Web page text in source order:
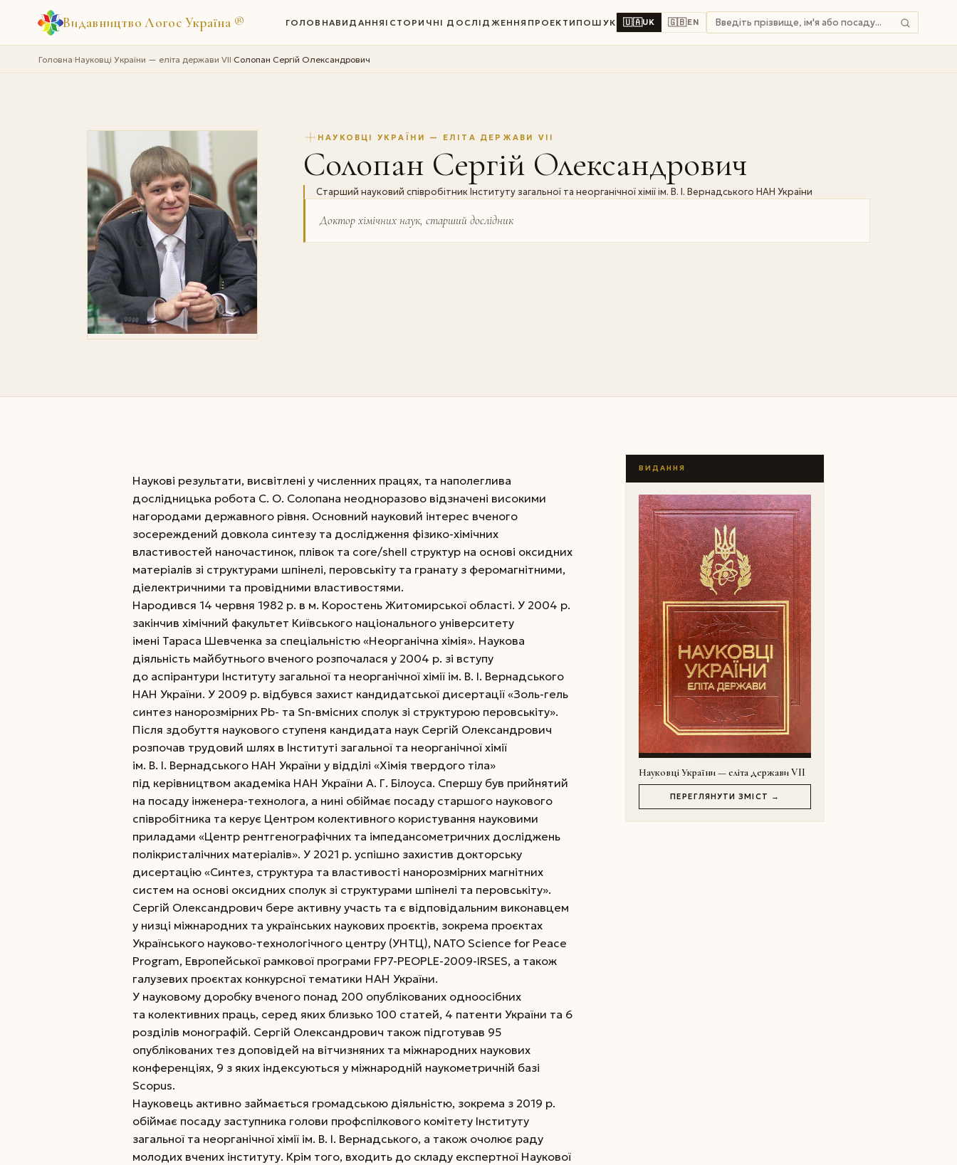
Видавництво Логос Україна ® ГОЛОВНАВИДАННЯ ІСТОРИЧНІ ДОСЛІДЖЕННЯ ПРОЕКТИ ПОШУК 🇺🇦UK 🇬🇧EN
Головна›Науковці України — еліта держави VII›Солопан Сергій Олександрович
НАУКОВЦІ УКРАЇНИ — ЕЛІТА ДЕРЖАВИ VII
Солопан Сергій Олександрович
Старший науковий співробітник Інституту загальної та неорганічної хімії ім. В. І. Вернадського НАН України
Доктор хімічних наук, старший дослідник
Наукові результати, висвітлені у численних працях, та наполеглива
дослідницька робота С. О. Солопана неодноразово відзначені високими
нагородами державного рівня. Основний науковий інтерес вченого
зосереждений довкола синтезу та дослідження фізико-хімічних
властивостей наночастинок, плівок та core/shell структур на основі оксидних
матеріалів зі структурами шпінелі, перовськіту та гранату з феромагнітними,
діелектричними та провідними властивостями.
Народився 14 червня 1982 р. в м. Коростень Житомирської області. У 2004 р.
закінчив хімічний факультет Київського національного університету
імені Тараса Шевченка за спеціальністю «Неорганічна хімія». Наукова
діяльність майбутнього вченого розпочалася у 2004 р. зі вступу
до аспірантури Інституту загальної та неорганічної хімії ім. В. І. Вернадського
НАН України. У 2009 р. відбувся захист кандидатської дисертації «Золь-гель
синтез нанорозмірних Pb- та Sn-вмісних сполук зі структурою перовськіту».
Після здобуття наукового ступеня кандидата наук Сергій Олександрович
розпочав трудовий шлях в Інституті загальної та неорганічної хімії
ім. В. І. Вернадського НАН України у відділі «Хімія твердого тіла»
під керівництвом академіка НАН України А. Г. Білоуса. Спершу був прийнятий
на посаду інженера-технолога, а нині обіймає посаду старшого наукового
співробітника та керує Центром колективного користування науковими
приладами «Центр рентгенографічних та імпедансометричних досліджень
полікристалічних матеріалів». У 2021 р. успішно захистив докторську
дисертацію «Синтез, структура та властивості нанорозмірних магнітних
систем на основі оксидних сполук зі структурами шпінелі та перовськіту».
Сергій Олександрович бере активну участь та є відповідальним виконавцем
у низці міжнародних та українських наукових проєктів, зокрема проєктах
Українського науково-технологічного центру (УНТЦ), NATO Science for Peace
Program, Европейської рамкової програми FP7-PEOPLE-2009-IRSES, а також
галузевих проєктах конкурсної тематики НАН України.
У науковому доробку вченого понад 200 опублікованих одноосібних
та колективних праць, серед яких близько 100 статей, 4 патенти України та 6
розділів монографій. Сергій Олександрович також підготував 95
опублікованих тез доповідей на вітчизняних та міжнародних наукових
конференціях, 9 з яких індексуються у міжнародній наукометричній базі
Scopus.
Науковець активно займається громадською діяльністю, зокрема з 2019 р.
обіймає посаду заступника голови профспілкового комітету Інституту
загальної та неорганічної хімії ім. В. І. Вернадського, а також очолює раду
молодих вчених інституту. Крім того, входить до складу експертної Наукової
ВИДАННЯ
Науковці України — еліта держави VII
ПЕРЕГЛЯНУТИ ЗМІСТ →